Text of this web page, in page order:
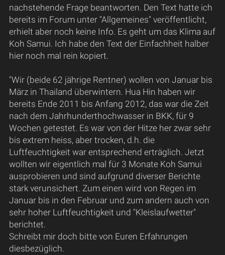
nachstehende Frage beantworten. Den Text hatte ich
bereits im Forum unter "Allgemeines" veröffentlicht,
erhielt aber noch keine Info. Es geht um das Klima auf
Koh Samui. Ich habe den Text der Einfachheit halber
hier noch mal rein kopiert.
"Wir (beide 62 jährige Rentner) wollen von Januar bis
März in Thailand überwintern. Hua Hin haben wir
bereits Ende 2011 bis Anfang 2012, das war die Zeit
nach dem Jahrhunderthochwasser in BKK, für 9
Wochen getestet. Es war von der Hitze her zwar sehr
bis extrem heiss, aber trocken, d.h. die
Luftfeuchtigkeit war entsprechend erträglich. Jetzt
wollten wir eigentlich mal für 3 Monate Koh Samui
ausprobieren und sind aufgrund diverser Berichte
stark verunsichert. Zum einen wird von Regen im
Januar bis in den Februar und zum andern auch von
sehr hoher Luftfeuchtigkeit und "Kleislaufwetter"
berichtet.
Schreibt mir doch bitte von Euren Erfahrungen
diesbezüglich.